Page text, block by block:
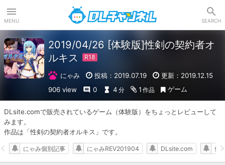
MENU SEARCH
2019/04/26 [体験版]性剣の契約者オ
ルキス
にゃみ 投稿：2019.07.19
更新：2019.12.15
906 view
0 4 分 1 作品 ゲーム
DLsite.comで販売されているゲーム（体験版）をちょっとレビューして
みます。
作品は「性剣の契約者オルキス」です。
にゃみ個別記事 にゃみREV201904 DLsite.com 体